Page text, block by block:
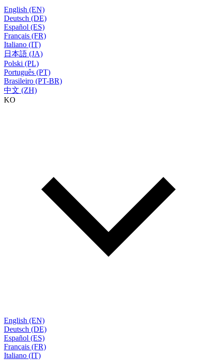
English (EN)
Deutsch (DE)
Español (ES)
Français (FR)
Italiano (IT)
日本語 (JA)
Polski (PL)
Português (PT)
Brasileiro (PT-BR)
中文 (ZH)
KO
English (EN)
Deutsch (DE)
Español (ES)
Français (FR)
Italiano (IT)